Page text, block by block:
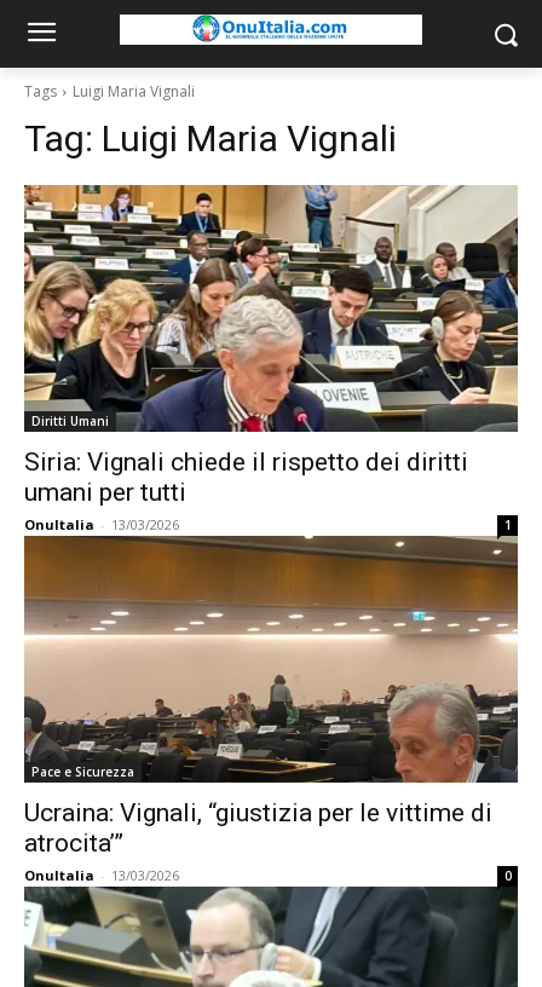
Tags Luigi Maria Vignali
Tag: Luigi Maria Vignali
Diritti Umani
Siria: Vignali chiede il rispetto dei diritti
umani per tutti
OnuItalia - 13/03/2026 1
Pace e Sicurezza
Ucraina: Vignali, “giustizia per le vittime di
atrocita’”
OnuItalia - 13/03/2026 0